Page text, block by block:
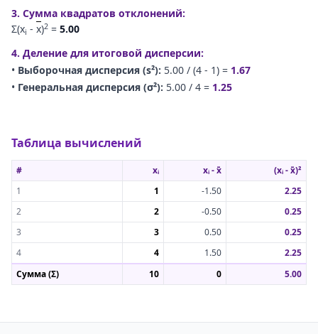
3. Сумма квадратов отклонений:
Σ(xi - x)2 = 5.00
4. Деление для итоговой дисперсии:
• Выборочная дисперсия (s²): 5.00 / (4 - 1) = 1.67
• Генеральная дисперсия (σ²): 5.00 / 4 = 1.25
Таблица вычислений
# xᵢ xᵢ - x̄
(xᵢ - x̄)²
1
1 -1.50
2.25
2
2 -0.50
0.25
3
3 0.50
0.25
4
4 1.50
2.25
Сумма (Σ)
10 0 5.00